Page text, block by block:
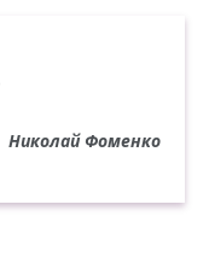
Николай Фоменко